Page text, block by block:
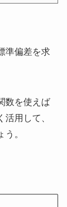
準偏差を求
数を使えば
用して、
。